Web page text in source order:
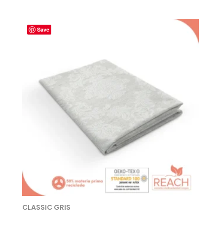
Save
CLASSIC GRIS